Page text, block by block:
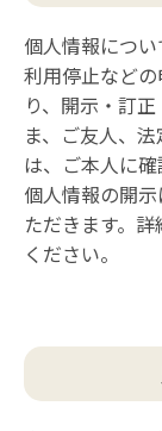
個人情報につ
利用停止など
り、開示・訂
ま、ご友人、
は、ご本人に確
個人情報の開
ただきます。
ください。